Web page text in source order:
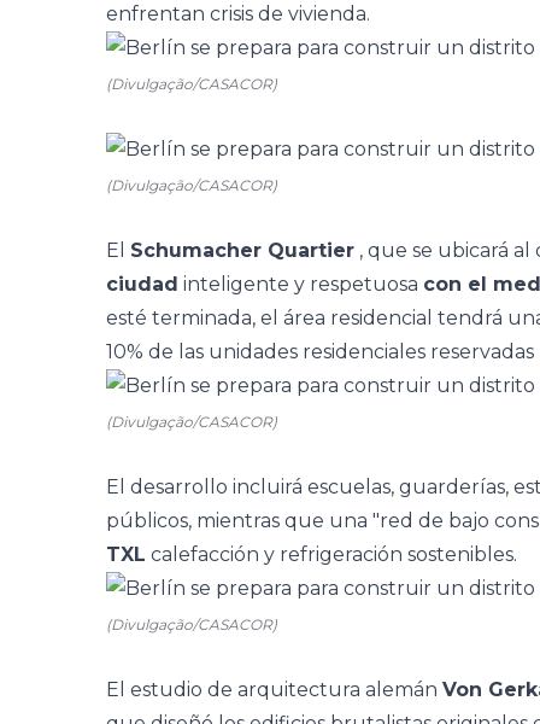
enfrentan crisis de vivienda.
(Divulgação/CASACOR)
(Divulgação/CASACOR)
El Schumacher Quartier , que se ubicará
ciudad inteligente y respetuosa con el
esté terminada, el área residencial tendrá
10% de las unidades residenciales
(Divulgação/CASACOR)
El desarrollo incluirá escuelas, guarderías,
públicos, mientras que una "red de bajo
TXL calefacción y refrigeración sostenibles.
(Divulgação/CASACOR)
El estudio de arquitectura alemán Von